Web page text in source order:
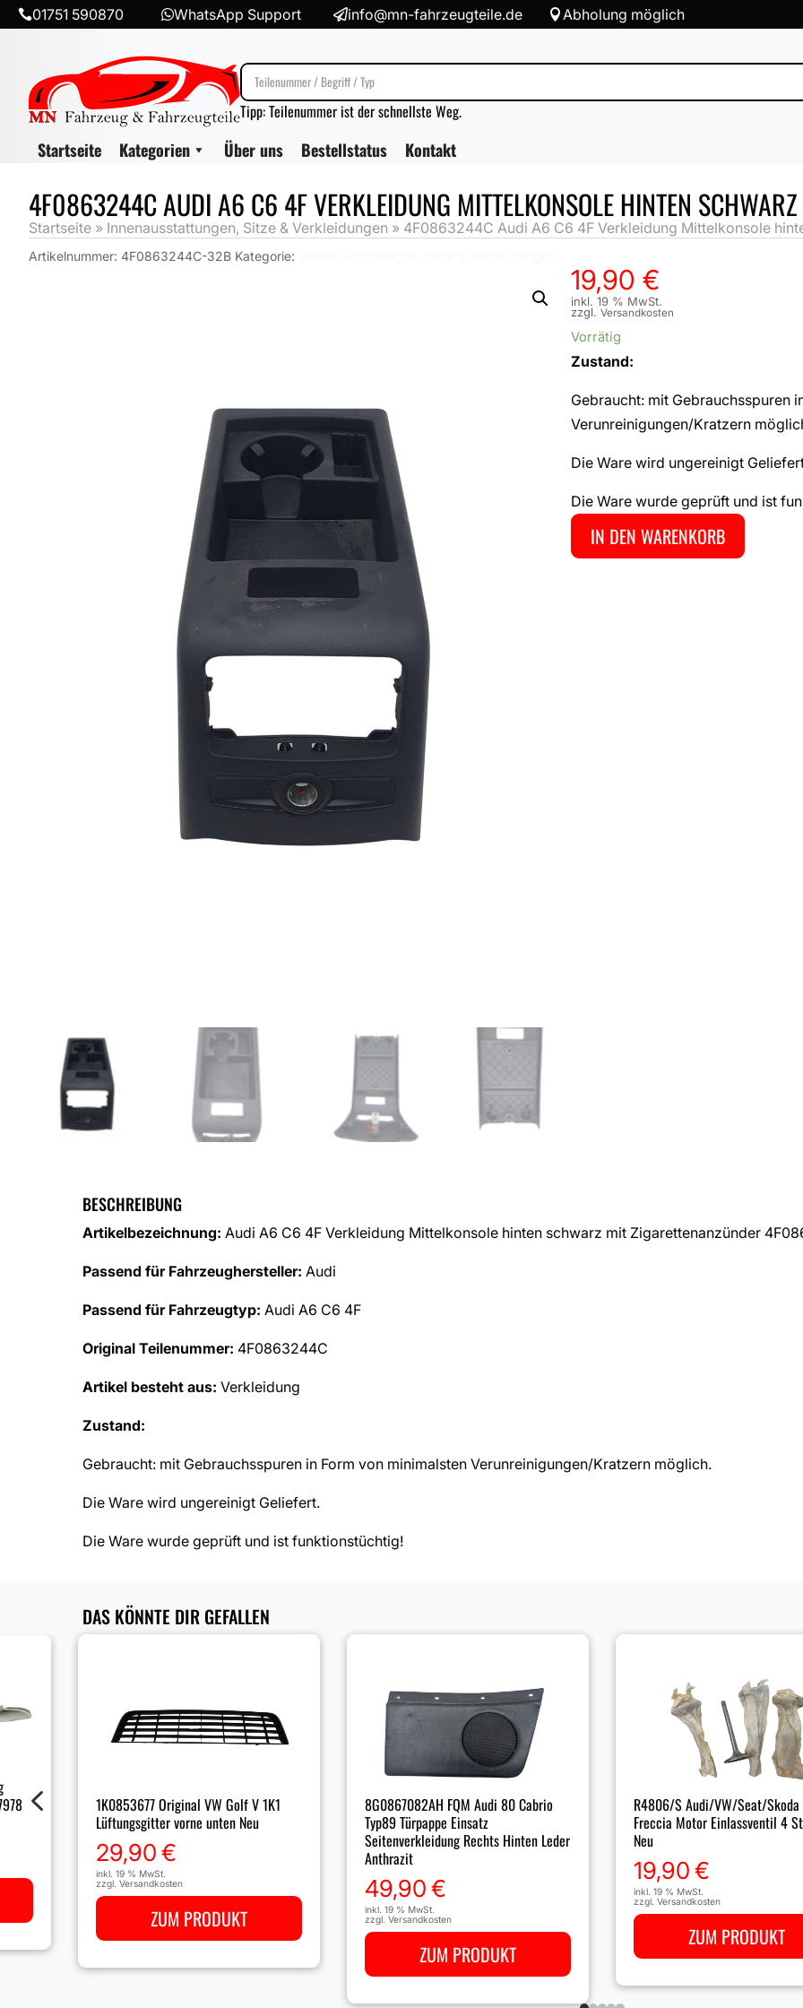
01751 590870 WhatsApp Support info@mn-fahrzeugteile.de Abholung möglich
Tipp: Teilenummer ist der schnellste Weg.
Startseite Kategorien Über uns Bestellstatus Kontakt
4F0863244C AUDI A6 C6 4F VERKLEIDUNG MITTELKONSOLE HINTEN
Startseite » Innenausstattungen, Sitze & Verkleidungen » 4F0863244C Audi A6 C6 4F Verkleidung Mittelkonsole
Artikelnummer: 4F0863244C-32B Kategorie:
19,90 €
inkl. 19 % MwSt.
zzgl. Versandkosten
Vorrätig
Zustand:
Gebraucht: mit Gebrauchsspuren
Verunreinigungen/Kratzern
Die Ware wird ungereinigt
Die Ware wurde geprüft und ist
IN DEN WARENKORB
BESCHREIBUNG
Artikelbezeichnung: Audi A6 C6 4F Verkleidung Mittelkonsole hinten schwarz mit Zigarettenanzünder
Passend für Fahrzeughersteller: Audi
Passend für Fahrzeugtyp: Audi A6 C6 4F
Original Teilenummer: 4F0863244C
Artikel besteht aus: Verkleidung
Zustand:
Gebraucht: mit Gebrauchsspuren in Form von minimalsten Verunreinigungen/Kratzern möglich.
Die Ware wird ungereinigt Geliefert.
Die Ware wurde geprüft und ist funktionstüchtig!
DAS KÖNNTE DIR GEFALLEN
1K0853677 Original VW Golf V 1K1
Lüftungsgitter vorne unten Neu
29,90€
inkl. 19 % MwSt.
zzgl. Versandkosten
ZUM PRODUKT
8G0867082AH FQM Audi 80 Cabrio
Typ89 Türpappe Einsatz
Seitenverkleidung Rechts Hinten Leder
Anthrazit
49,90€
inkl. 19 % MwSt.
zzgl. Versandkosten
ZUM PRODUKT
R4806/S Audi/VW/Seat/Skoda
Freccia Motor Einlassventil 4
Neu
19,90€
inkl. 19 % MwSt.
zzgl. Versandkosten
ZUM PRODUKT
4